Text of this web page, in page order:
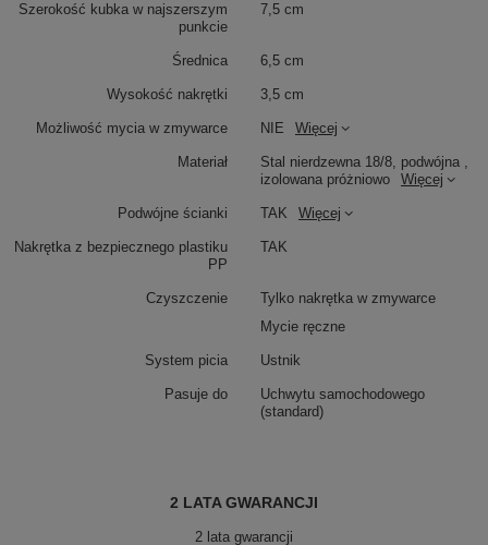
Szerokość kubka w najszerszym
punkcie
7,5 cm
Średnica 6,5 cm
Wysokość nakrętki 3,5 cm
Możliwość mycia w zmywarce NIE Więcej
Materiał
Stal nierdzewna 18/8, podwójna ,
izolowana próżniowo
Więcej
Podwójne ścianki TAK Więcej
Nakrętka z bezpiecznego plastiku
PP
TAK
Czyszczenie
Tylko nakrętka w zmywarce
Mycie ręczne
System picia Ustnik
Pasuje do
Uchwytu samochodowego
(standard)
2 LATA GWARANCJI
2 lata gwarancji